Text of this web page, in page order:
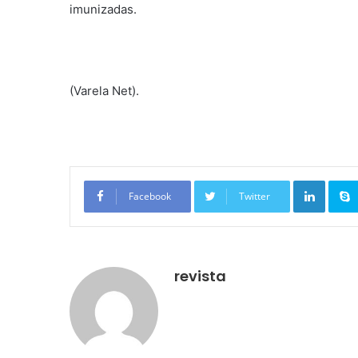
imunizadas.
(Varela Net).
Facebook Twitter
Linkedin
revista